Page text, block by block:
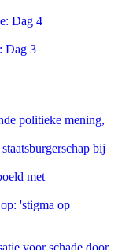
Dag 4
Dag 3
politieke mening,
bij
met
'stigma op
voor schade door